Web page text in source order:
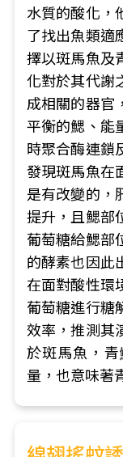
水質的酸化，
了找出魚類適
擇以斑馬魚及
化對於其代謝
成相關的器官
平衡的鰓、能
時聚合酶連鎖
發現斑馬魚在
是有改變的，
提升，且鰓部
葡萄糖給鰓部
的酵素也因此
在面對酸性環
葡萄糖進行糖
效率，推測其
於斑馬魚，
量，也意味著